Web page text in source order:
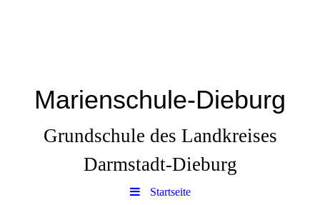
Marienschule-Dieburg
Grundschule des Landkreises
Darmstadt-Dieburg
Startseite